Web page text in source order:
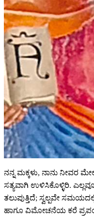
ನನ್ನ ಮಕ್ಕಳು, ನಾನು ನೀವರ
ಸತ್ಯವಾಗಿ ಉಳಿಸಿಕೊಳ್ಳಿರಿ.
ತಲುಪುತ್ತಿದೆ; ಸ್ವಲ್ಪವೇ
ಹಾಗೂ ವಿಮೋಚನೆಯ ಕರೆ